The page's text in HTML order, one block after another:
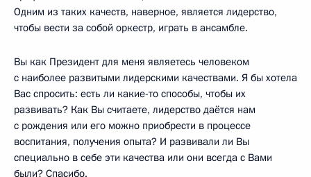
Одним из таких качеств, наверное, является лидерство,
чтобы вести за собой оркестр, играть в ансамбле.
Вы как Президент для меня являетесь человеком
с наиболее развитыми лидерскими качествами. Я бы хотела
Вас спросить: есть ли какие-то способы, чтобы их
развивать? Как Вы считаете, лидерство даётся нам
с рождения или его можно приобрести в процессе
воспитания, получения опыта? И развивали ли Вы
специально в себе эти качества или они всегда с Вами
были? Спасибо.